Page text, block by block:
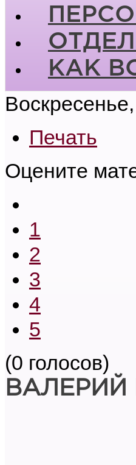
КАК
Печать
Оцените
1
2
3
4
5
(0 голосов)
ВАЛЕРИЙ